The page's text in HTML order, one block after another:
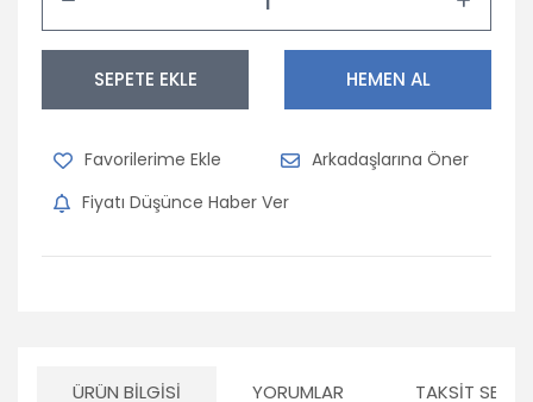
SEPETE EKLE HEMEN AL
Arkadaşlarına Öner
Fiyatı Düşünce Haber Ver
ÜRÜN BILGISI YORUMLAR TAKSIT